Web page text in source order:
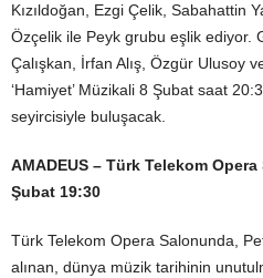
Kızıldoğan, Ezgi Çelik, Sabahattin
Özçelik ile Peyk grubu eşlik ediyor.
Çalışkan, İrfan Alış, Özgür Ulusoy
‘Hamiyet’ Müzikali 8 Şubat saat
seyircisiyle buluşacak.
AMADEUS – Türk Telekom
Şubat 19:30
Türk Telekom Opera Salonunda,
alınan, dünya müzik tarihinin